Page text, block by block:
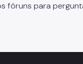
fóruns para